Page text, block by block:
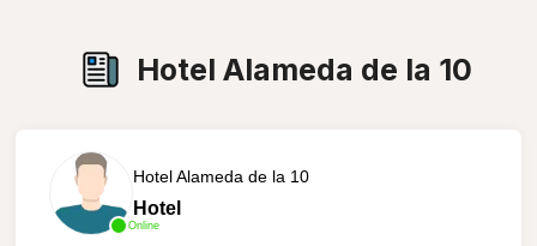
Hotel Alameda de la 10
Online
Hotel Alameda de la 10
Hotel